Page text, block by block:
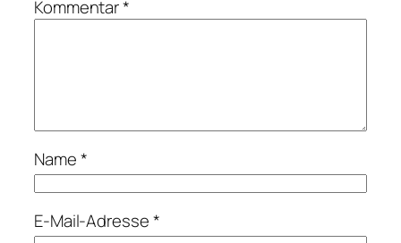
Kommentar*
Name*
E-Mail-Adresse*